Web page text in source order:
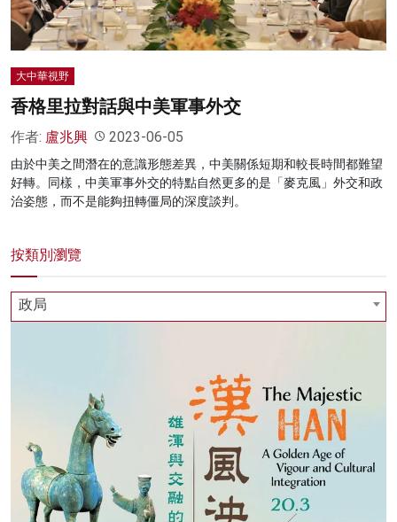
灼見活動
大中華視野
香格里拉對話與中美軍事外交
作者: 盧兆興 2023-06-05
由於中美之間潛在的意識形態差異，中美關係短期和較長時間都難望
好轉。同樣，中美軍事外交的特點自然更多的是「麥克風」外交和政
治姿態，而不是能夠扭轉僵局的深度談判。
按類別瀏覽
政局